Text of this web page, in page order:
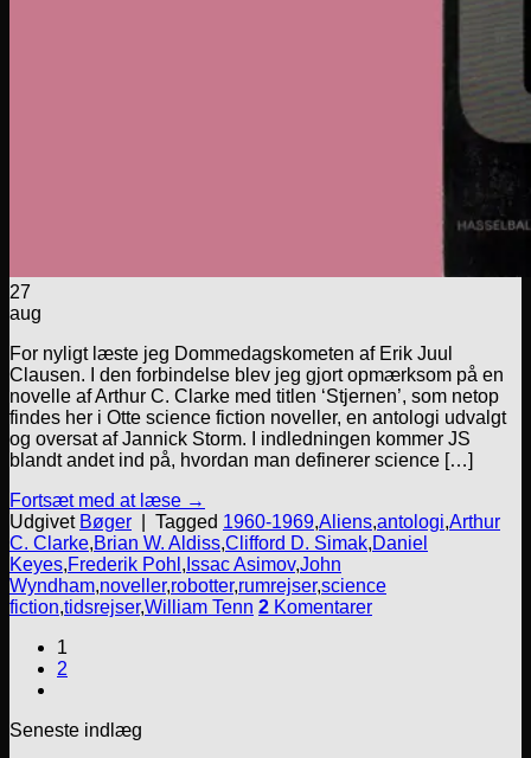
27
aug
For nyligt læste jeg Dommedagskometen af Erik Juul
Clausen. I den forbindelse blev jeg gjort opmærksom på en
novelle af Arthur C. Clarke med titlen ‘Stjernen’, som netop
findes her i Otte science fiction noveller, en antologi udvalgt
og oversat af Jannick Storm. I indledningen kommer JS
blandt andet ind på, hvordan man definerer science […]
Fortsæt med at læse →
Udgivet Bøger Tagged 1960-1969,Aliens,antologi,Arthur
C. Clarke,Brian W. Aldiss,Clifford D. Simak,Daniel
Keyes,Frederik Pohl , Issac Asimov,John
Wyndham,noveller,robotter,rumrejser,science
fiction,tidsrejser,William Tenn 2 Komentarer
1
2
Seneste indlæg